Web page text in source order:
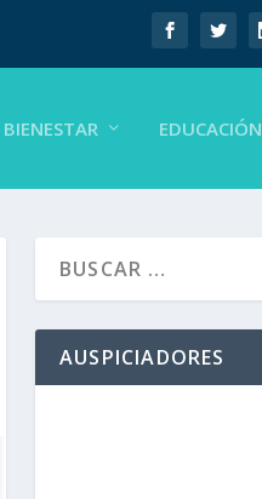
BIENESTAR EDUCACIÓN
AUSPICIADORES